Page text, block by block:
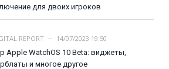
для двоих игроков
REPORT
14/07/2023 19:50
Apple WatchOS 10 Beta: виджеты,
и многое другое